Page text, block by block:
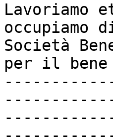
Lavoriamo
occupiamo
Società
per il bene